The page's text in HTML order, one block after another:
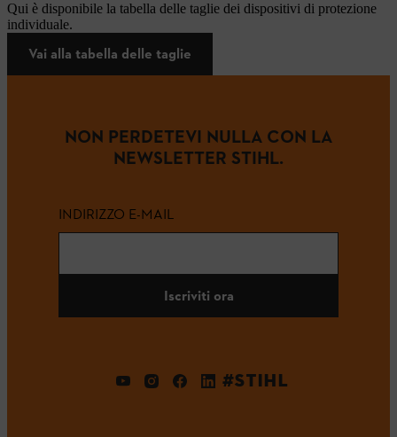
Qui è disponibile la tabella delle taglie dei dispositivi di protezione
individuale.
Vai alla tabella delle taglie
NON PERDETEVI NULLA CON LA
NEWSLETTER STIHL.
INDIRIZZO E-MAIL
Iscriviti ora
#STIHL